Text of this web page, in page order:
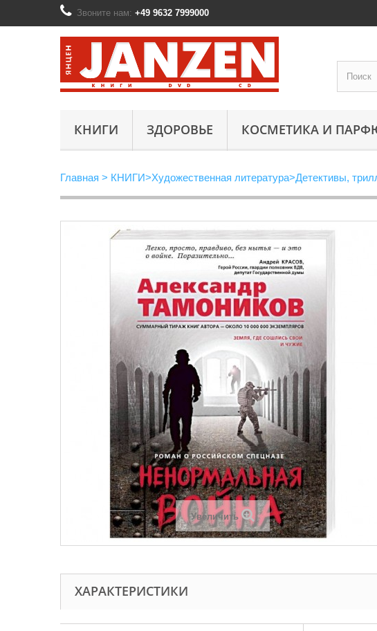
Звоните нам: +49 9632 7999000
КНИГИ ЗДОРОВЬЕ КОСМЕТИКА И
Главная > КНИГИ>Художественная литература>Детективы,
Увеличить
ХАРАКТЕРИСТИКИ